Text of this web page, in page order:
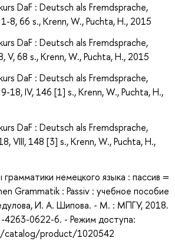
DaF : Deutsch als Fremdsprache,
8, 66 s., Krenn, W., Puchta, H., 2015
DaF : Deutsch als Fremdsprache,
V, 68 s., Krenn, W., Puchta, H., 2015
DaF : Deutsch als Fremdsprache,
18, IV, 146 [1] s., Krenn, W., Puchta, H.,
DaF : Deutsch als Fremdsprache,
VIII, 148 [3] s., Krenn, W., Puchta, H.,
немецкого языка : пассив =
Grammatik : Passiv : учебное пособие
И. А. Шипова. - М. : МПГУ, 2018.
4263-0622-6. - Режим доступа:
product/1020542